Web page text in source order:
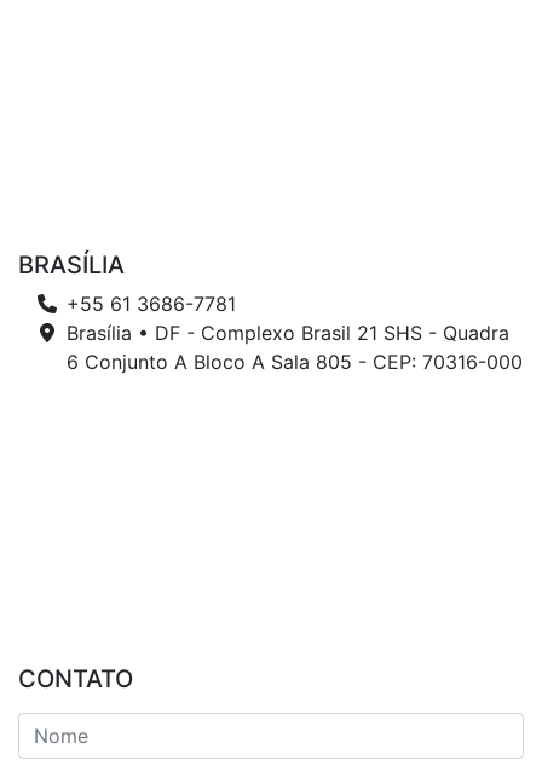
BRASÍLIA
+55 61 3686-7781
Brasília • DF - Complexo Brasil 21 SHS - Quadra
6 Conjunto A Bloco A Sala 805 - CEP: 70316-000
CONTATO